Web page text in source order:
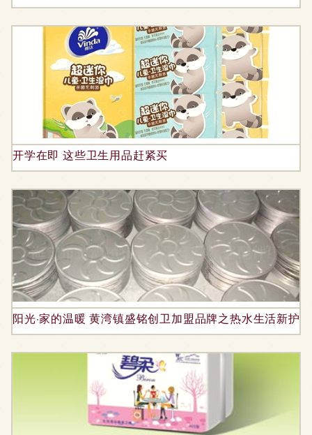
开学在即 这些卫生用品赶紧买
阳光·家的温暖 黄湾镇盛铭创卫加盟品牌之热水生活新护理